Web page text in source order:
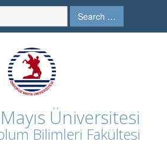
Search …
Üniversitesi
Bilimleri Fakültesi